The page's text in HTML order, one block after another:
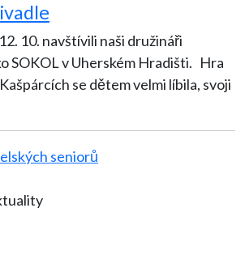
10. navštívili naši družináři
v Uherském Hradišti. Hra
se dětem velmi líbila, svoji